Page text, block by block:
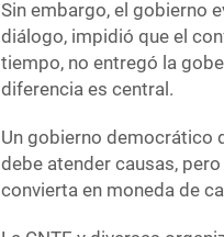
Sin embargo, el gobierno
diálogo, impidió que el
tiempo, no entregó la
diferencia es central.
Un gobierno democrático
debe atender causas,
convierta en moneda de